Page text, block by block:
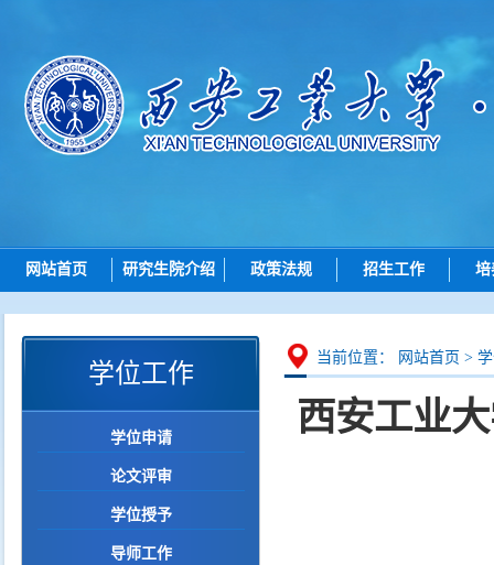
网站首页 研究生院介绍
研究生院简介
岗位职责
政策法规
总则
招生
培养
学位
招生工作
招生动态
博士招生
硕士招生
导师查询
培
研
学位工作
学位申请
论文评审
学位授予
导师工作
当前位置： 网站首页 >
西安工业